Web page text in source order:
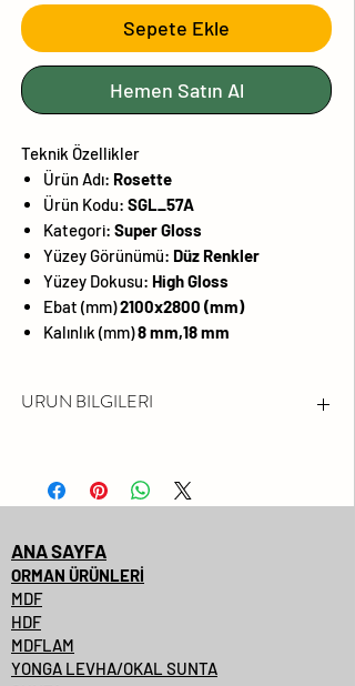
Sepete Ekle
Hemen Satın Al
Teknik Özellikler
Ürün Adı: Rosette
Ürün Kodu: SGL_57A
Kategori: Super Gloss
Yüzey Görünümü: Düz Renkler
Yüzey Dokusu: High Gloss
Ebat (mm)2100x2800 (mm)
Kalınlık (mm)8 mm,18 mm
URUN BILGILERI
LÜTFEN FSC® SERTİFİKALI
DARBEYE VE ÇİZİLMEYE KARŞI
YÜZEY DAYANIMI YÜKSEKTİR
KARŞI DAYANIMLIDIR
PARLAKLIK
ANA SAYFA
ORMAN ÜRÜNLERİ
MDF
HDF
MDFLAM
YONGA LEVHA/OKAL SUNTA